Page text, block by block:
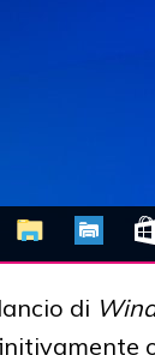
di